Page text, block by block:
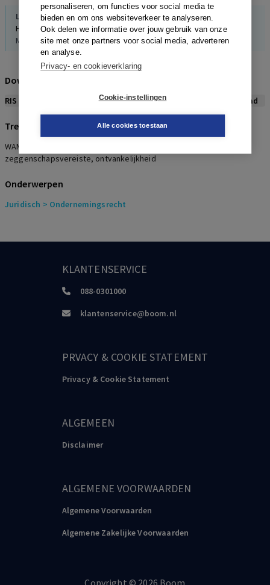
personaliseren, om functies voor social media te
bieden en om ons websiteverkeer te analyseren.
Ook delen we informatie over jouw gebruik van onze
site met onze partners voor social media, adverteren
en analyse.
Privacy- en cookieverklaring
Cookie-instellingen
Alle cookies toestaan
Leedekerken,Schoenmakers
Het veranderende speelveld voor procesfinanciering
MvV, 6, 2023
Download citeerwijze bij dit artikel
RIS APA Vancouver Leidraad
Trefwoorden
WAMCA, waarborgvereiste, funding agreement,
zeggenschapsvereiste, ontvankelijkheid
Onderwerpen
Juridisch > Ondernemingsrecht
KLANTENSERVICE
088-0301000
klantenservice@boom.nl
PRVACY & COOKIE STATEMENT
Privacy & Cookie Statement
ALGEMEEN
Disclaimer
ALGEMENE VOORWAARDEN
Algemene Voorwaarden
Algemene Zakelijke Voorwaarden
Copyright ©️ 2026 Boom